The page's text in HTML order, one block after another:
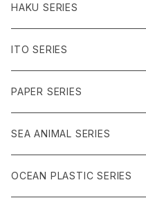
うみのいきもの
グリーン系
シャーベット系
うみのいきもの
ブラック系
クリア系
ブラック系
HAKU SERIES
ブルー系
パープル系
ブラック系
シャーベット系
ITO SERIES
クリア系
ブラック系
うみのいきもの
PAPER SERIES
クリア系
ブラック系
SEA ANIMAL SERIES
海洋プラ
OCEAN PLASTIC SERIES